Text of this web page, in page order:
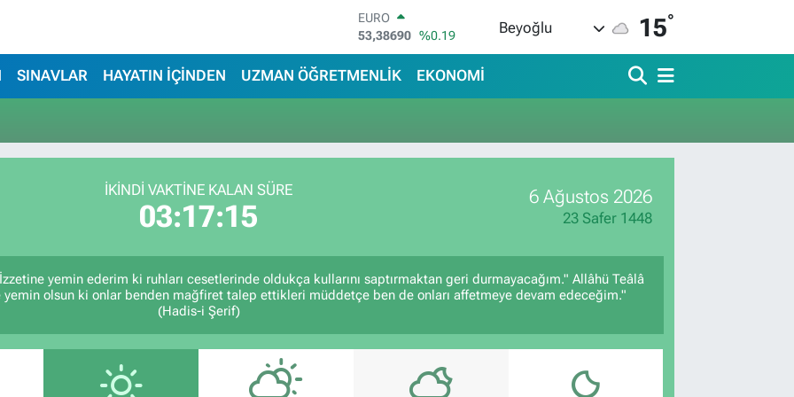
EURO
53,38690 %0.19
STERLİN
61,60380
%0.18
14.598,00
%0
BITCOIN
Beyoğlu 15°
SINAVLAR HAYATIN İÇİNDEN UZMAN ÖĞRETMENLİK EKONOMİ
İKINDI VAKTİNE KALAN SÜRE
03:17:15
6 Ağustos 2026
23 Safer 1448
yemin ederim ki ruhları cesetlerinde oldukça kullarını saptırmaktan geri durmayacağım." Allâhü Teâlâ
olsun ki onlar benden mağfiret talep ettikleri müddetçe ben de onları affetmeye devam edeceğim."
(Hadis-i Şerif)